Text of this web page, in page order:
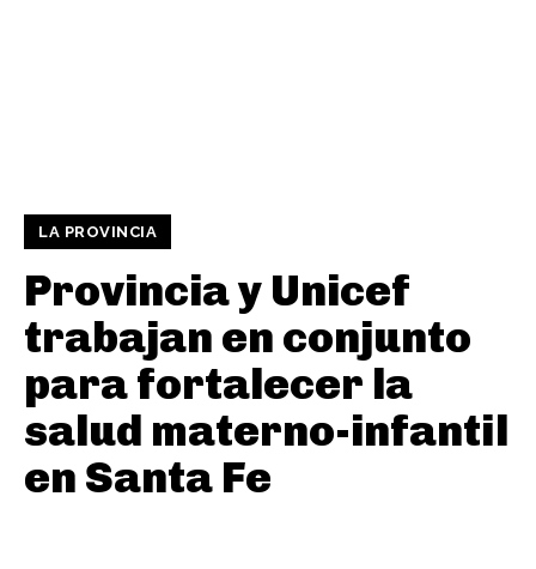
LA PROVINCIA
Provincia y Unicef
trabajan en conjunto
para fortalecer la
salud materno-infantil
en Santa Fe